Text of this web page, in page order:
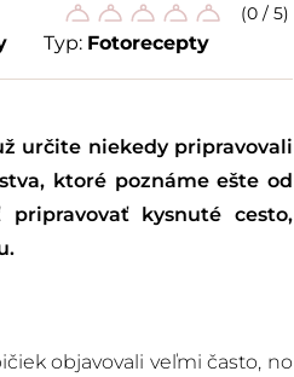
(0 / 5)
Typ: Fotorecepty
určite niekedy pripravovali
ktoré poznáme ešte od
kysnuté cesto,
objavovali veľmi často, no